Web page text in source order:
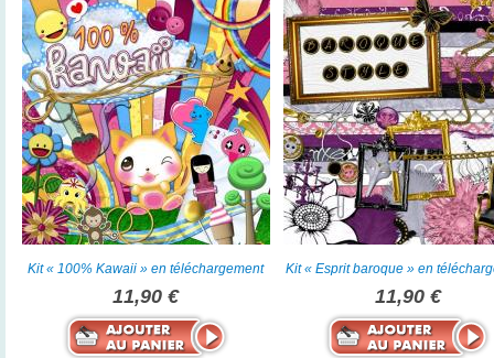
Kit « 100% Kawaii » en téléchargement
11,90 €
Kit « Esprit baroque » en
11,90 €